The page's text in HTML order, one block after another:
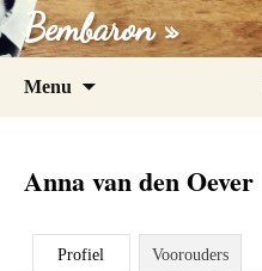
Bembaron »
Menu
Anna van den Oever
Profiel Voorouders